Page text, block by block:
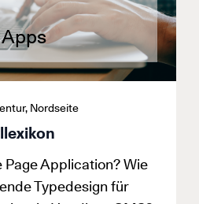
Nordseite
Page Application? Wie
Typedesign für